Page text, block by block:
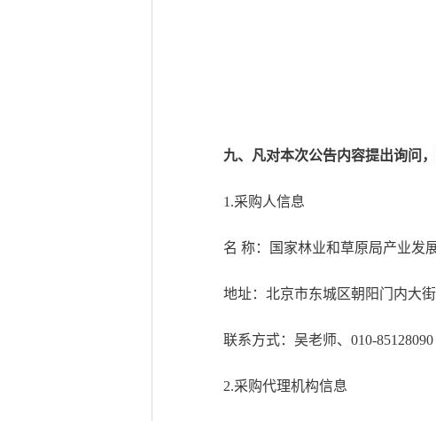
九、凡对本次公告内容提出询问
1.采购人信息
名 称：国家林业和草原局
地址：北京市东城区朝
联系方式：吴老师、010-
2.采购代理机构信息